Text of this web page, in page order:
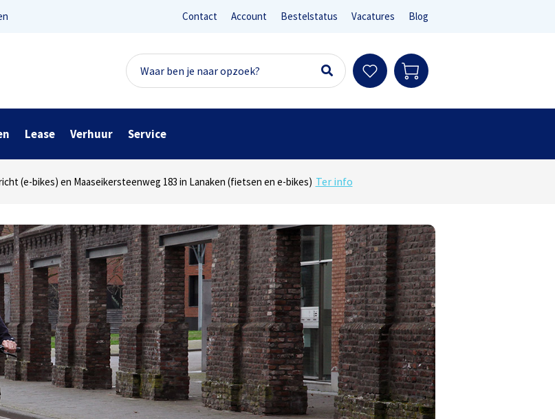
Contact Account Bestelstatus Vacatures Blog
Lease Verhuur Service
(e-bikes) en Maaseikersteenweg 183 in Lanaken (fietsen en e-bikes) Ter info
26 in Maastricht (fietsen en verhuur) Ter info
Tevreden klanten! Lees reviews